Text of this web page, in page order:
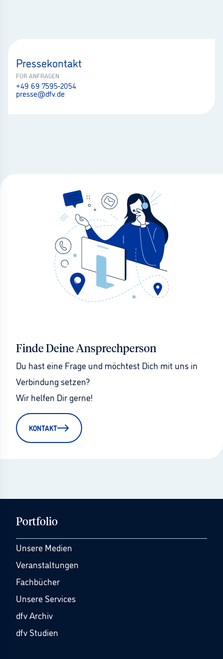
Pressekontakt
FÜR ANFRAGEN
+49 69 7595-2054
presse@dfv.de
Finde Deine Ansprechperson
Du hast eine Frage und möchtest Dich mit uns in
Verbindung setzen?
Wir helfen Dir gerne!
KONTAKT
Portfolio
Unsere Medien
Veranstaltungen
Fachbücher
Unsere Services
dfv Archiv
dfv Studien